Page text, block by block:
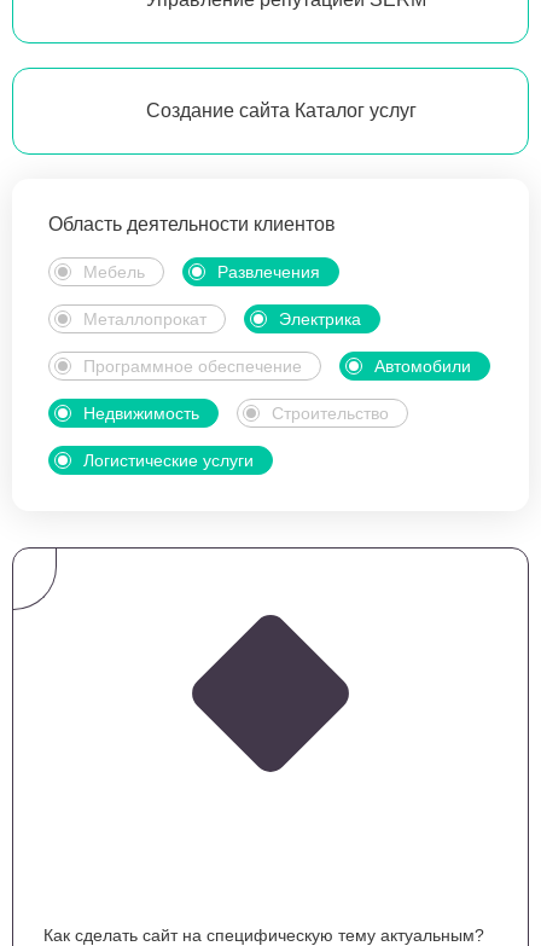
Создание сайта Каталог услуг
Область деятельности клиентов
Мебель Развлечения
Металлопрокат Электрика
Программное обеспечение Автомобили
Недвижимость Строительство
Логистические услуги
Как сделать сайт на специфическую тему актуальным?